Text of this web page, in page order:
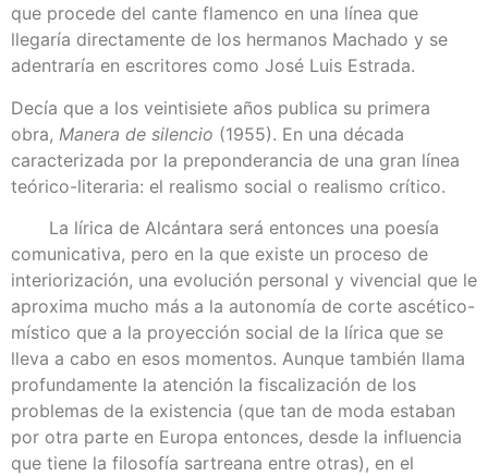
que procede del cante flamenco en una línea que
llegaría directamente de los hermanos Machado y se
adentraría en escritores como José Luis Estrada.
Decía que a los veintisiete años publica su primera
obra, Manera de silencio (1955). En una década
caracterizada por la preponderancia de una gran línea
teórico-literaria: el realismo social o realismo crítico.
La lírica de Alcántara será entonces una poesía
comunicativa, pero en la que existe un proceso de
interiorización, una evolución personal y vivencial que le
aproxima mucho más a la autonomía de corte ascético-
místico que a la proyección social de la lírica que se
lleva a cabo en esos momentos. Aunque también llama
profundamente la atención la fiscalización de los
problemas de la existencia (que tan de moda estaban
por otra parte en Europa entonces, desde la influencia
que tiene la filosofía sartreana entre otras), en el